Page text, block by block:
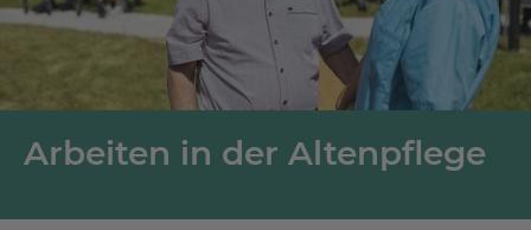
Arbeiten in der Altenpflege